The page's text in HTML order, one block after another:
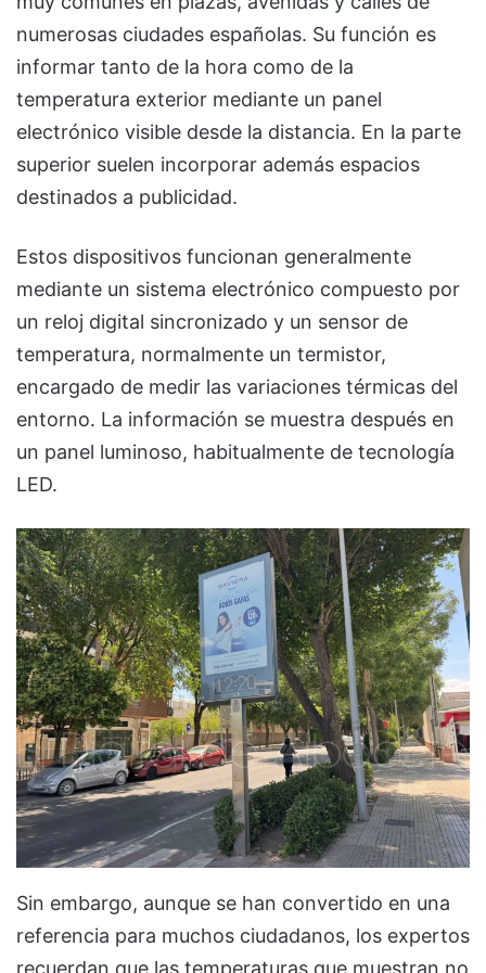
numerosas ciudades españolas. Su función es
informar tanto de la hora como de la
temperatura exterior mediante un panel
electrónico visible desde la distancia. En la parte
superior suelen incorporar además espacios
destinados a publicidad.
Estos dispositivos funcionan generalmente
mediante un sistema electrónico compuesto por
un reloj digital sincronizado y un sensor de
temperatura, normalmente un termistor,
encargado de medir las variaciones térmicas del
entorno. La información se muestra después en
un panel luminoso, habitualmente de tecnología
LED.
Sin embargo, aunque se han convertido en una
referencia para muchos ciudadanos, los expertos